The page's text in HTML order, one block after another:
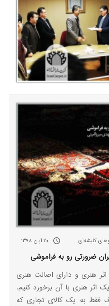
کلیشه‌ای ۲۰ آبان ۱۳۹۸
ضرورتی رو به فراموشی
هنری و دارای اصالت هنری
اثر هنری با آن برخورد کنیم.
فقط به یک کالای تجاری که